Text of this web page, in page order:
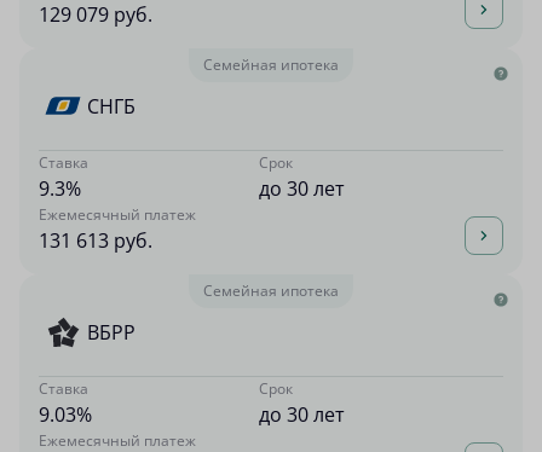
129 079 руб.
Семейная ипотека
СНГБ
Ставка
9.3%
Срок
до 30 лет
Ежемесячный платеж
131 613 руб.
Семейная ипотека
ВБРР
Ставка
9.03%
Срок
до 30 лет
Ежемесячный платеж